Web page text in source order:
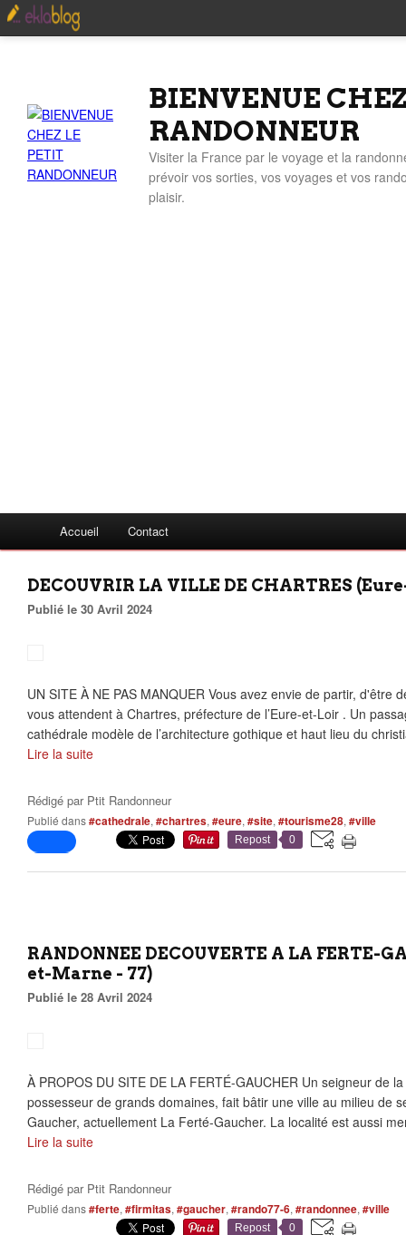
BIENVENUE
RANDONNEUR
Visiter la France par le voyage et la
prévoir vos sorties, vos voyages et vos
plaisir.
Accueil Contact
DECOUVRIR LA VILLE DE CHARTRES
Publié le 30 Avril 2024
UN SITE À NE PAS MANQUER Vous avez envie de partir, d'être
vous attendent à Chartres, préfecture de l’Eure-et-Loir . Un
cathédrale modèle de l’architecture gothique et haut lieu du
Lire la suite
Rédigé par Ptit Randonneur
Publié dans#cathedrale, #chartres, #eure, #site, #tourisme28, #ville
Repost 0
RANDONNEE DECOUVERTE A LA FERTE-
et-Marne - 77)
Publié le 28 Avril 2024
À PROPOS DU SITE DE LA FERTÉ-GAUCHER Un seigneur de
possesseur de grands domaines, fait bâtir une ville au milieu de
Gaucher, actuellement La Ferté-Gaucher. La localité est aussi
Lire la suite
Rédigé par Ptit Randonneur
Publié dans#ferte, #firmitas, #gaucher, #rando77-6, #randonnee, #ville
Repost 0